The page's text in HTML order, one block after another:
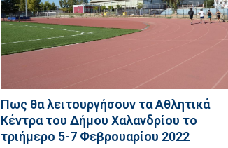
Πως θα λειτουργήσουν τα Αθλητικά
Κέντρα του Δήμου Χαλανδρίου το
τριήμερο 5-7 Φεβρουαρίου 2022